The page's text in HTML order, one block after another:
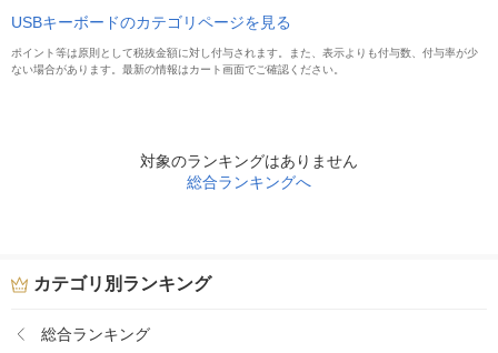
USBキーボードのカテゴリページを見る
ポイント等は原則として税抜金額に対し付与されます。また、表示よりも付与数、付与率が少
ない場合があります。最新の情報はカート画面でご確認ください。
対象のランキングはありません
総合ランキングへ
カテゴリ別ランキング
総合ランキング